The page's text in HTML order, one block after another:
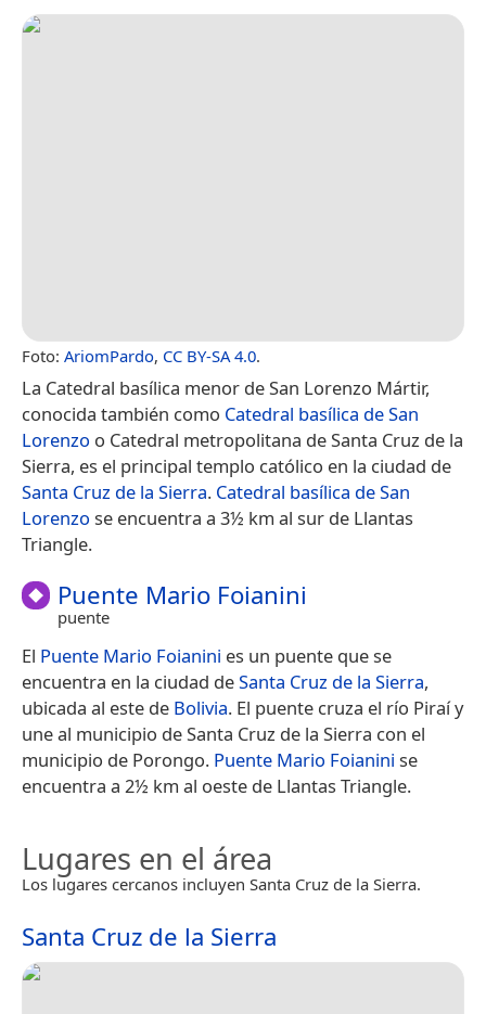
Foto: AriomPardo, CC BY-SA 4.0.
La Catedral basílica menor de San Lorenzo Mártir,
conocida también como Catedral basílica de San
Lorenzo o Catedral metropolitana de Santa Cruz de la
Sierra, es el principal templo católico en la ciudad de
Santa Cruz de la Sierra. Catedral basílica de San
Lorenzo se encuentra a 3½ km al sur de Llantas
Triangle.
Puente Mario Foianini
puente
El Puente Mario Foianini es un puente que se
encuentra en la ciudad deSanta Cruz de la Sierra,
ubicada al este de Bolivia. El puente cruza el río Piraí y
une al municipio de Santa Cruz de la Sierra con el
municipio de Porongo. Puente Mario Foianini se
encuentra a 2½ km al oeste de Llantas Triangle.
Lugares en el área
Los lugares cercanos incluyen Santa Cruz de la Sierra.
Santa Cruz de la Sierra